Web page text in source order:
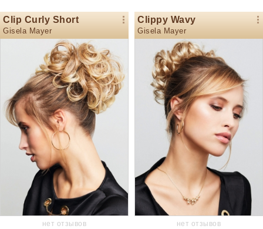
Clip Curly Short
Gisela Mayer
нет отзывов
Clippy Wavy
Gisela Mayer
нет отзывов